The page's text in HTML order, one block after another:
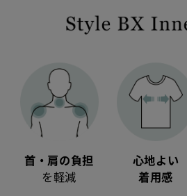
首・肩の負担
を軽減
心地よい
着用感